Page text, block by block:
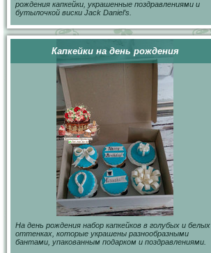
рождения капкейки, украшенные поздравлениями и
бутылочкой виски Jack Daniel’s.
Капкейки на день рождения
На день рождения набор капкейков в голубых и белых
оттенках, которые украшены разнообразными
бантами, упакованным подарком и поздравлениями.